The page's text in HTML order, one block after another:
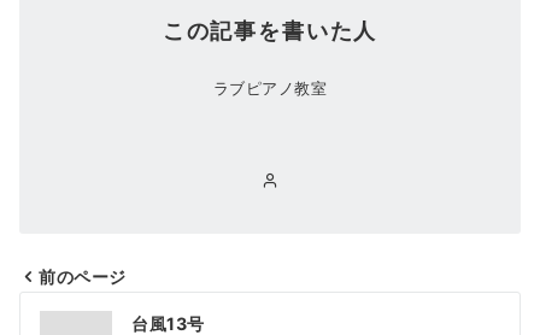
この記事を書いた人
ラブピアノ教室
投
前のページ
台風13号